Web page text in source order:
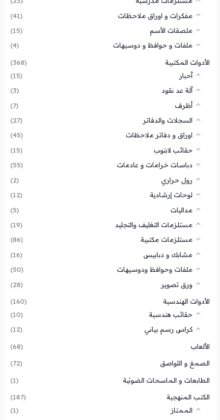
مفكرات و اوراق ملاحظات
(41)
ملصقات الأسم
(15)
ملفات و حوافظ و دوسيهات
(4)
الأدوات المكتبية
(368)
آحبار
(15)
آلة عد نقود
(3)
أظرف
(7)
السجلات والدفاتر
(27)
اوراق و دفاتر ملاحظات
(45)
حقائب لابتوب
(15)
دباسات خرامات و عادمات
(55)
رول حراري
(2)
لوحات إرشادية
(12)
مداليات
(5)
مستلزمات التغليف والتجليد
(19)
مستلزمات مكتبية
(86)
مشابك و دبابيس
(16)
ملفات وحوافظ ودوسيهات
(50)
ورق تصوير
(28)
الأدوات الهندسية
(160)
حقائب هندسية
(10)
كراس رسم بياني
(12)
الألعاب (68)
الصمغ و اللواصق (72)
الطابعات و الماسحات الضوئية (1)
الكتب المنهجية
(187)
الممتاز
(1)